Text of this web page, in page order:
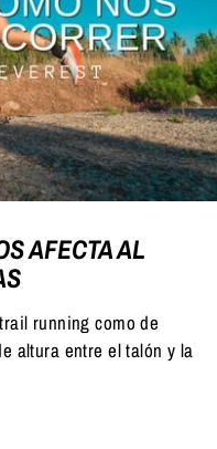
AFECTA AL
running como de
altura entre el talón y la